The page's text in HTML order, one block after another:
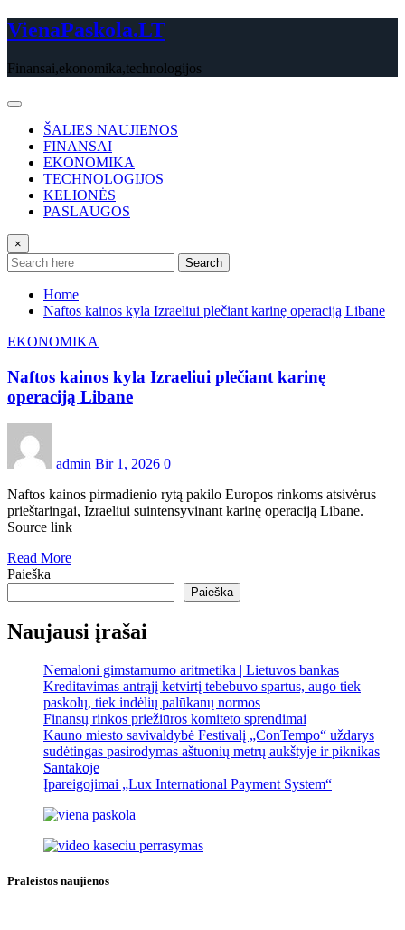
Skip
to
VienaPaskola.LT
Finansai,ekonomika,technologijos
ŠALIES NAUJIENOS
FINANSAI
EKONOMIKA
TECHNOLOGIJOS
KELIONĖS
PASLAUGOS
×
Search
Home
Naftos kainos kyla Izraeliui plečiant karinę operaciją Libane
EKONOMIKA
Naftos kainos kyla Izraeliui plečiant karinę
operaciją Libane
admin Bir 1, 2026 0
Naftos kainos pirmadienio rytą pakilo Europos rinkoms atsivėrus
prieštaringai, Izraeliui suintensyvinant karinę operaciją Libane.
Source link
Read More
Paieška
Paieška
Naujausi įrašai
Nemaloni gimstamumo aritmetika | Lietuvos bankas
Kreditavimas antrąjį ketvirtį tebebuvo spartus, augo tiek
paskolų, tiek indėlių palūkanų normos
Finansų rinkos priežiūros komiteto sprendimai
Kauno miesto savivaldybė Festivalį „ConTempo“ uždarys
sudėtingas pasirodymas aštuonių metrų aukštyje ir piknikas
Santakoje
Įpareigojimai „Lux International Payment System“
Praleistos naujienos